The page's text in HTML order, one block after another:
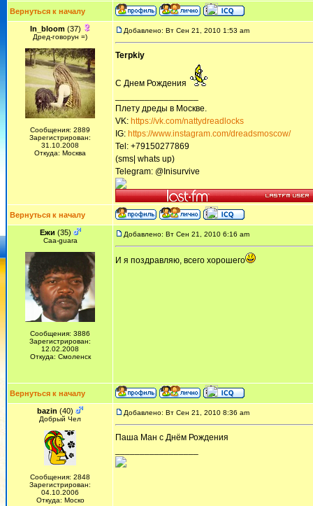
Вернуться к началу
In_bloom(37)
Дред-говорун =)
Сообщения: 2889
Зарегистрирован:
31.10.2008
Откуда: Москва
Добавлено: Вт Сен 21, 2010 1:53 am
Terpkiy
С Днем Рождения
Плету дреды в Москве.
VK: https://vk.com/nattydreadlocks
IG: https://www.instagram.com/dreadsmoscow/
Tel: +79150277869
(sms| whats up)
Telegram: @Inisurvive
Вернуться к началу
Ежи (35)
Сaa-guara
Сообщения: 3886
Зарегистрирован:
12.02.2008
Откуда: Смоленск
Добавлено: Вт Сен 21, 2010 6:16 am
И я поздравляю, всего хорошего
Вернуться к началу
bazin (40)
Добрый Чел
Сообщения: 2848
Зарегистрирован:
04.10.2006
Откуда: Моско
Добавлено: Вт Сен 21, 2010 8:36 am
Паша Ман с Днём Рождения